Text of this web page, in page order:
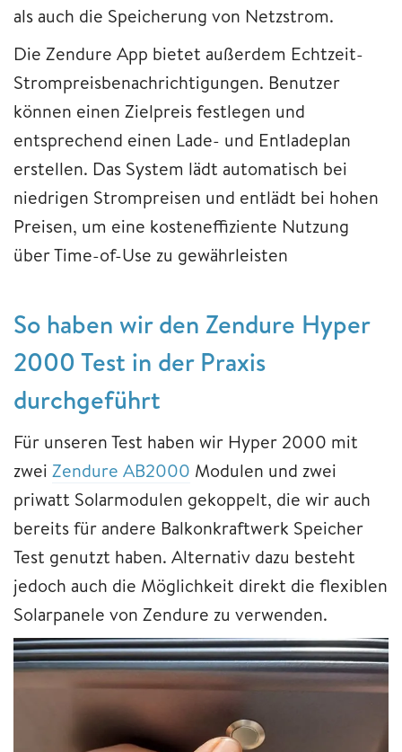
als auch die Speicherung von Netzstrom.
Die Zendure App bietet außerdem Echtzeit-
Strompreisbenachrichtigungen. Benutzer
können einen Zielpreis festlegen und
entsprechend einen Lade- und Entladeplan
erstellen. Das System lädt automatisch bei
niedrigen Strompreisen und entlädt bei hohen
Preisen, um eine kosteneffiziente Nutzung
über Time-of-Use zu gewährleisten
So haben wir den Zendure Hyper
2000 Test in der Praxis
durchgeführt
Für unseren Test haben wir Hyper 2000 mit
zwei Zendure AB2000 Modulen und zwei
priwatt Solarmodulen gekoppelt, die wir auch
bereits für andere Balkonkraftwerk Speicher
Test genutzt haben. Alternativ dazu besteht
jedoch auch die Möglichkeit direkt die flexiblen
Solarpanele von Zendure zu verwenden.